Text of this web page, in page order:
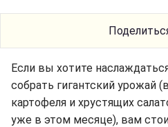
Если вы хотите
собрать гигантский урожай
картофеля и хрустящих
уже в этом месяце), вам